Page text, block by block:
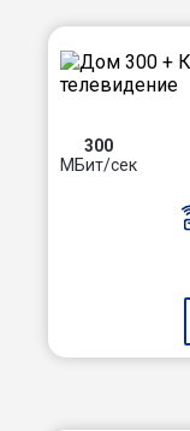
300
МБит/сек